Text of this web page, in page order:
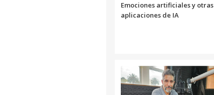
Emociones artificiales y otras
aplicaciones de IA